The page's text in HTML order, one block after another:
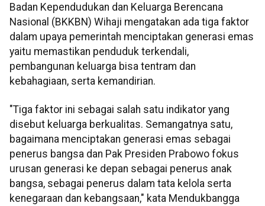
Badan Kependudukan dan Keluarga Berencana
Nasional (BKKBN) Wihaji mengatakan ada tiga faktor
dalam upaya pemerintah menciptakan generasi emas
yaitu memastikan penduduk terkendali,
pembangunan keluarga bisa tentram dan
kebahagiaan, serta kemandirian.
"Tiga faktor ini sebagai salah satu indikator yang
disebut keluarga berkualitas. Semangatnya satu,
bagaimana menciptakan generasi emas sebagai
penerus bangsa dan Pak Presiden Prabowo fokus
urusan generasi ke depan sebagai penerus anak
bangsa, sebagai penerus dalam tata kelola serta
kenegaraan dan kebangsaan," kata Mendukbangga